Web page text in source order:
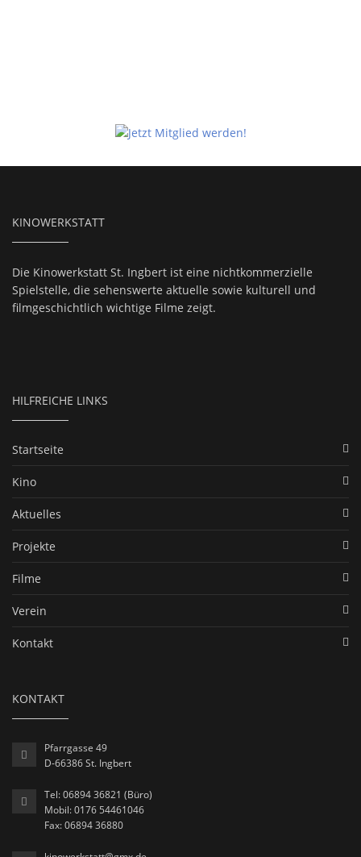
KINOWERKSTATT
Die Kinowerkstatt St. Ingbert ist eine nichtkommerzielle
Spielstelle, die sehenswerte aktuelle sowie kulturell und
filmgeschichtlich wichtige Filme zeigt.
HILFREICHE LINKS
Startseite
Kino
Aktuelles
Projekte
Filme
Verein
Kontakt
KONTAKT
Pfarrgasse 49
D-66386 St. Ingbert
Tel: 06894 36821 (Büro)
Mobil: 0176 54461046
Fax: 06894 36880